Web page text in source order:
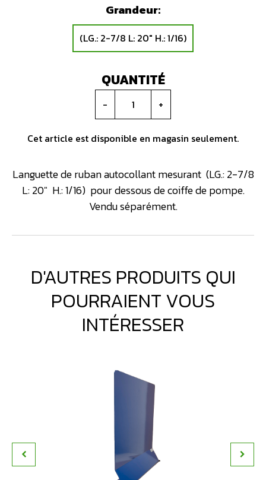
Grandeur:
(LG.: 2-7/8 L: 20" H.: 1/16)
QUANTITÉ
- +
Cet article est disponible en magasin seulement.
Languette de ruban autocollant mesurant (LG.: 2-7/8
L: 20" H.: 1/16) pour dessous de coiffe de pompe.
Vendu séparément.
D'AUTRES PRODUITS QUI
POURRAIENT VOUS
INTÉRESSER